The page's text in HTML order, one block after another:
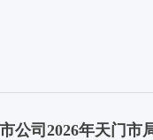
公司2026年天门市